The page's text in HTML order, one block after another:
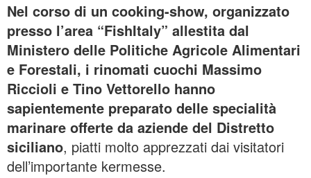
Nel corso di un cooking-show, organizzato
presso l’area “FishItaly” allestita dal
Ministero delle Politiche Agricole Alimentari
e Forestali, i rinomati cuochi Massimo
Riccioli e Tino Vettorello hanno
sapientemente preparato delle specialità
marinare offerte da aziende del Distretto
siciliano, piatti molto apprezzati dai visitatori
dell’importante kermesse.